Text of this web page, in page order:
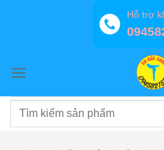
Hỗ trợ
Tìm